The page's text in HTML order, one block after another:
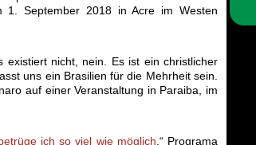
1. September 2018 in Acre im Westen
existiert nicht, nein. Es ist ein christlicher
uns ein Brasilien für die Mehrheit sein.
auf einer Veranstaltung in Paraiba, im
ich so viel wie möglich .“ Programa